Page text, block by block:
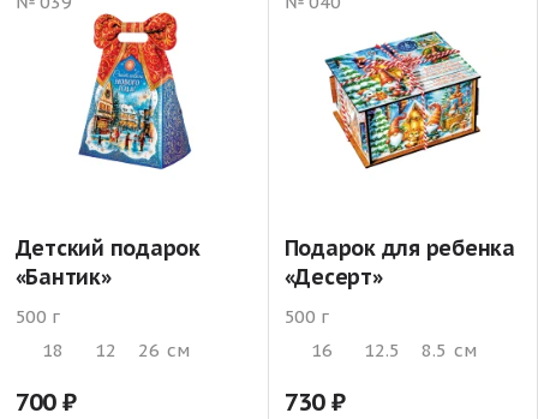
Детский подарок
«Бантик»
500 г
18
12 26 см
700
Подарок для ребенка
«Десерт»
500 г
16
12.5 8.5 см
730